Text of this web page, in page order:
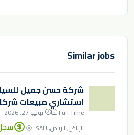
Similar jobs
شركة حسن جميل
استشاري مبيعات
Full Time
يوليو 27, 2026
الرياض, الرياض, SAU